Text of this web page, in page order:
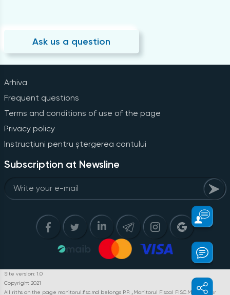
Ask us a question
Arhiva
Frequent questions
Terms and conditions of use of the page
Privacy policy
Instrucțiuni pentru ștergerea contului
Subscription at Newsline
Site version: 1.0
Copyright 2021
All riths on the page monitorul.fisc.md belongs P.P. „Monitorul Fiscal FISC.MD”. Full or